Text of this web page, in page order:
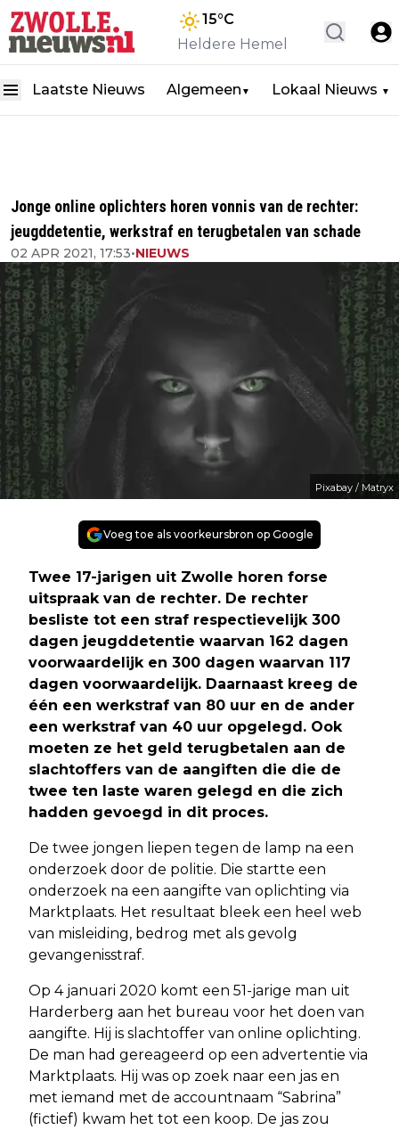
15°C
Heldere Hemel
Laatste Nieuws Algemeen ▼ Lokaal Nieuws ▼
Jonge online oplichters horen vonnis van de rechter:
jeugddetentie, werkstraf en terugbetalen van schade
02 APR 2021, 17:53•NIEUWS
Pixabay / Matryx
Voeg toe als voorkeursbron op Google
Twee 17-jarigen uit Zwolle horen forse
uitspraak van de rechter. De rechter
besliste tot een straf respectievelijk 300
dagen jeugddetentie waarvan 162 dagen
voorwaardelijk en 300 dagen waarvan 117
dagen voorwaardelijk. Daarnaast kreeg de
één een werkstraf van 80 uur en de ander
een werkstraf van 40 uur opgelegd. Ook
moeten ze het geld terugbetalen aan de
slachtoffers van de aangiften die die de
twee ten laste waren gelegd en die zich
hadden gevoegd in dit proces.
De twee jongen liepen tegen de lamp na een
onderzoek door de politie. Die startte een
onderzoek na een aangifte van oplichting via
Marktplaats. Het resultaat bleek een heel web
van misleiding, bedrog met als gevolg
gevangenisstraf.
Op 4 januari 2020 komt een 51-jarige man uit
Harderberg aan het bureau voor het doen van
aangifte. Hij is slachtoffer van online oplichting.
De man had gereageerd op een advertentie via
Marktplaats. Hij was op zoek naar een jas en
met iemand met de accountnaam “Sabrina”
(fictief) kwam het tot een koop. De jas zou